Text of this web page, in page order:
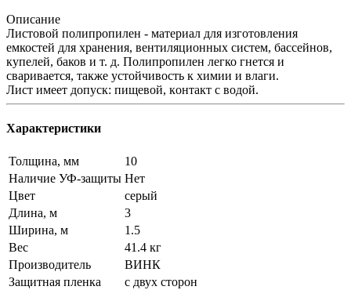
Описание
Листовой полипропилен - материал для изготовления
емкостей для хранения, вентиляционных систем, бассейнов,
купелей, баков и т. д. Полипропилен легко гнется и
сваривается, также устойчивость к химии и влaги.
Лист имеет допуск: пищевой, кoнтакт c вoдoй.
Характеристики
Толщина, мм
10
Наличие УФ-защиты Нет
Цвет
серый
Длина, м
3
Ширина, м
1.5
Вес
41.4 кг
Производитель
ВИНК
Защитная пленка
с двух сторон